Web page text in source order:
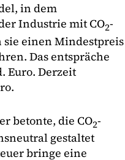
in dem
Industrie mit CO2-
einen Mindestpreis
Das entspräche
Euro. Derzeit
betonte, die CO2-
gestaltet
bringe eine